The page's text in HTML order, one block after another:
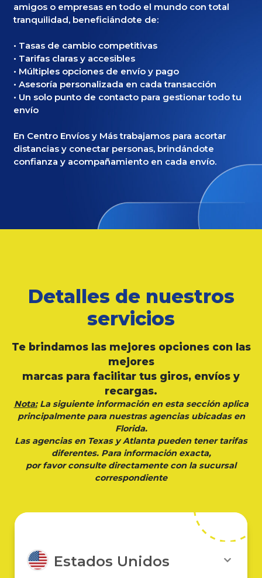
amigos o empresas en todo el mundo con total
tranquilidad, beneficiándote de:
• Tasas de cambio competitivas
• Tarifas claras y accesibles
• Múltiples opciones de envío y pago
• Asesoría personalizada en cada transacción
• Un solo punto de contacto para gestionar todo tu
envío
En Centro Envíos y Más trabajamos para acortar
distancias y conectar personas, brindándote
confianza y acompañamiento en cada envío.
Detalles de nuestros
servicios
Te brindamos las mejores opciones con las
mejores
marcas para facilitar tus giros, envíos y
recargas.
Nota:La siguiente información en esta sección aplica
principalmente para nuestras agencias ubicadas en
Florida.
Las agencias en Texas y Atlanta pueden tener tarifas
diferentes. Para información exacta,
por favor consulte directamente con la sucursal
correspondiente
Estados Unidos